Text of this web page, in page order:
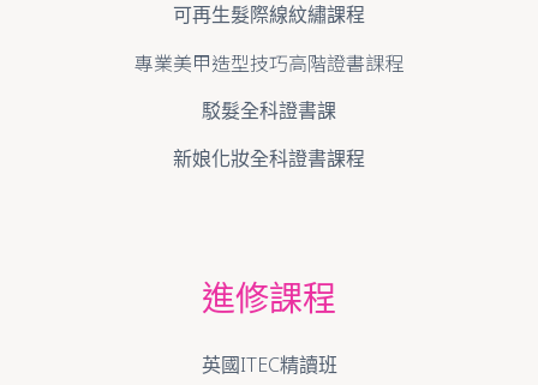
可再生髮際線紋繡課程
專業美甲造型技巧高階證書課程
駁髮全科證書課
新娘化妝全科證書課程
進修課程
英國ITEC精讀班